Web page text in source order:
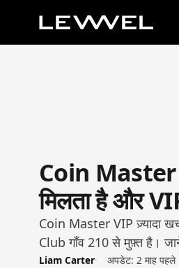
Coin Master
मिलता है और
Coin Master VIP ज़्यादा
Club गाँव 210 से मुफ़्त है।
Liam Carter अपडेट: 2 माह पहले